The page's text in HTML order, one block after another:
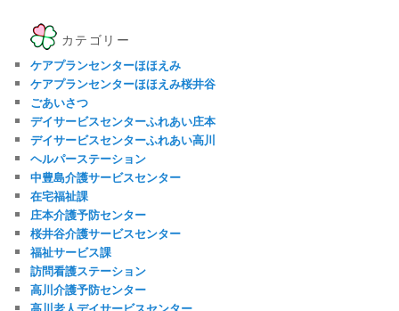
カテゴリー
ケアプランセンターほほえみ
ケアプランセンターほほえみ桜井谷
ごあいさつ
デイサービスセンターふれあい庄本
デイサービスセンターふれあい高川
ヘルパーステーション
中豊島介護サービスセンター
在宅福祉課
庄本介護予防センター
桜井谷介護サービスセンター
福祉サービス課
訪問看護ステーション
高川介護予防センター